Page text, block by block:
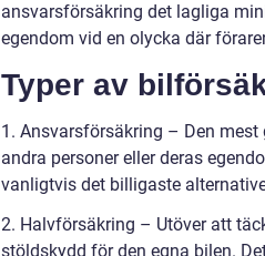
ansvarsförsäkring det lagliga
egendom vid en olycka där
Typer av
1. Ansvarsförsäkring – Den
andra personer eller deras
vanligtvis det billigaste
2. Halvförsäkring – Utöver att
stöldskydd för den egna bilen.